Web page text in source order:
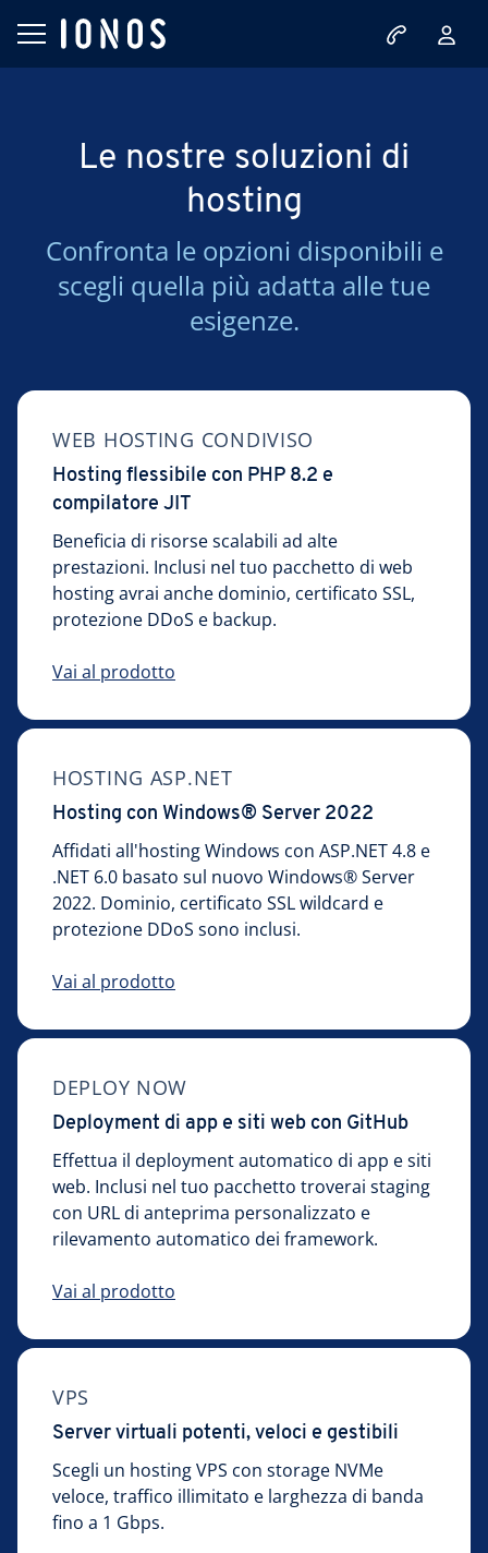
Le nostre soluzioni di
hosting
Confronta le opzioni disponibili e
scegli quella più adatta alle tue
esigenze.
WEB HOSTING CONDIVISO
Hosting flessibile con PHP 8.2 e
compilatore JIT
Beneficia di risorse scalabili ad alte
prestazioni. Inclusi nel tuo pacchetto di web
hosting avrai anche dominio, certificato SSL,
protezione DDoS e backup.
Vai al prodotto
HOSTING ASP.NET
Hosting con Windows® Server 2022
Affidati all'hosting Windows con ASP.NET 4.8 e
.NET 6.0 basato sul nuovo Windows® Server
2022. Dominio, certificato SSL wildcard e
protezione DDoS sono inclusi.
Vai al prodotto
DEPLOY NOW
Deployment di app e siti web con GitHub
Effettua il deployment automatico di app e siti
web. Inclusi nel tuo pacchetto troverai staging
con URL di anteprima personalizzato e
rilevamento automatico dei framework.
Vai al prodotto
VPS
Server virtuali potenti, veloci e gestibili
Scegli un hosting VPS con storage NVMe
veloce, traffico illimitato e larghezza di banda
fino a 1 Gbps.